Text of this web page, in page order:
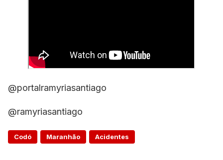
@portalramyriasantiago
@ramyriasantiago
Codó Maranhão Acidentes